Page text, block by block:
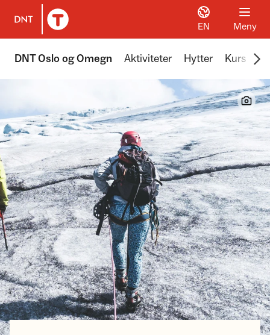
Til DNT.no forside
EN Meny
DNT Oslo og Omegn Aktiviteter Hytter Kurs